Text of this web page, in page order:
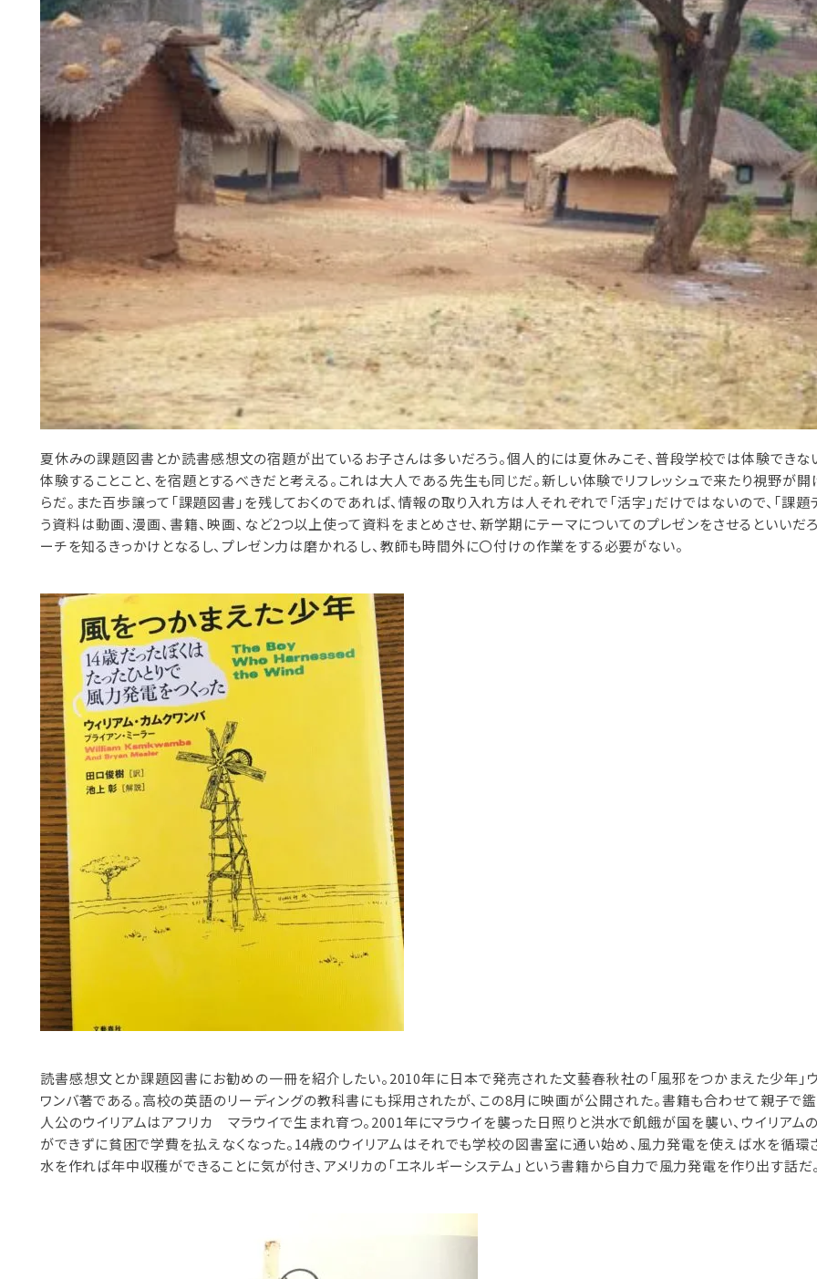
夏休みの課題図書とか読書感想文の宿題が出ているお子さんは多いだろう。個人的には夏休みこそ、普段学校では体験できな
体験することこと、を宿題とするべきだと考える。これは大人である先生も同じだ。新しい体験でリフレッシュで来たり視野が
らだ。また百歩譲って「課題図書」を残しておくのであれば、情報の取り入れ方は人それぞれで「活字」だけではないので、「課題
う資料は動画、漫画、書籍、映画、など2つ以上使って資料をまとめさせ、新学期にテーマについてのプレゼンをさせるといいだ
ーチを知るきっかけとなるし、プレゼン力は磨かれるし、教師も時間外に〇付けの作業をする必要がない。
読書感想文とか課題図書にお勧めの一冊を紹介したい。2010年に日本で発売された文藝春秋社の「風邪をつかまえた少年」ウ
ワンバ著である。高校の英語のリーディングの教科書にも採用されたが、この8月に映画が公開された。書籍も合わせて親子で鑑
人公のウイリアムはアフリカ マラウイで生まれ育つ。2001年にマラウイを襲った日照りと洪水で飢餓が国を襲い、ウイリアム
ができずに貧困で学費を払えなくなった。14歳のウイリアムはそれでも学校の図書室に通い始め、風力発電を使えば水を循環
水を作れば年中収穫ができることに気が付き、アメリカの「エネルギーシステム」という書籍から自力で風力発電を作り出す話だ。